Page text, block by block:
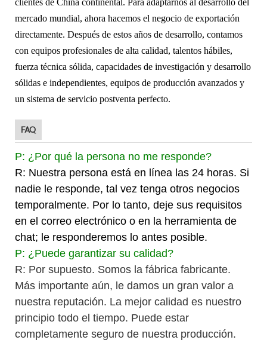
mercado mundial, ahora hacemos el negocio de exportación
directamente. Después de estos años de desarrollo, contamos
con equipos profesionales de alta calidad, talentos hábiles,
fuerza técnica sólida, capacidades de investigación y desarrollo
sólidas e independientes, equipos de producción avanzados y
un sistema de servicio postventa perfecto.
FAQ
P: ¿Por qué la persona no me responde?
R: Nuestra persona está en línea las 24 horas. Si
nadie le responde, tal vez tenga otros negocios
temporalmente. Por lo tanto, deje sus requisitos
en el correo electrónico o en la herramienta de
chat; le responderemos lo antes posible.
P: ¿Puede garantizar su calidad?
R: Por supuesto. Somos la fábrica fabricante.
Más importante aún, le damos un gran valor a
nuestra reputación. La mejor calidad es nuestro
principio todo el tiempo. Puede estar
completamente seguro de nuestra producción.